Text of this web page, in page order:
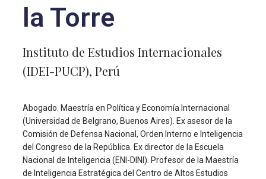
la Torre
Instituto de Estudios Internacionales
(IDEI-PUCP), Perú
Abogado. Maestría en Política y Economía Internacional
(Universidad de Belgrano, Buenos Aires). Ex asesor de la
Comisión de Defensa Nacional, Orden Interno e Inteligencia
del Congreso de la República. Ex director de la Escuela
Nacional de Inteligencia (ENI-DINI). Profesor de la Maestría
de Inteligencia Estratégica del Centro de Altos Estudios